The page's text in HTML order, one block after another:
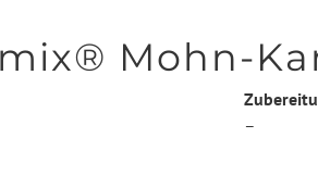
Mohn-
–